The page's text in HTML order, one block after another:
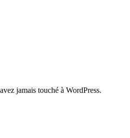
jamais touché à WordPress.